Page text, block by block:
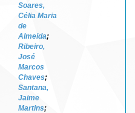
Soares,
Célia Maria
de
Almeida;
Ribeiro,
José
Marcos
Chaves;
Santana,
Jaime
Martins;